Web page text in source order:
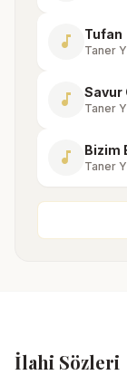
music_note Tufan
Taner
music_note Savur
Taner
music_note Bizim
Taner
İlahi Sözleri